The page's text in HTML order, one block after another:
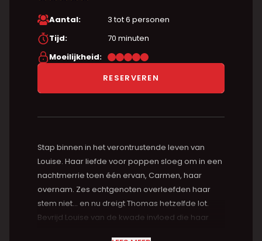
Aantal:
3 tot 6 personen
Tijd:
70 minuten
Moeilijkheid:
RESERVEREN
Stap binnen in het verontrustende leven van
Louise. Haar liefde voor poppen sloeg om in een
nachtmerrie toen één ervan, Carmen, haar
overnam. Zes echtgenoten overleefden haar
stem niet… en nu dreigt Thomas hetzelfde lot.
Bevrijd Louise van de kwade invloed die haar